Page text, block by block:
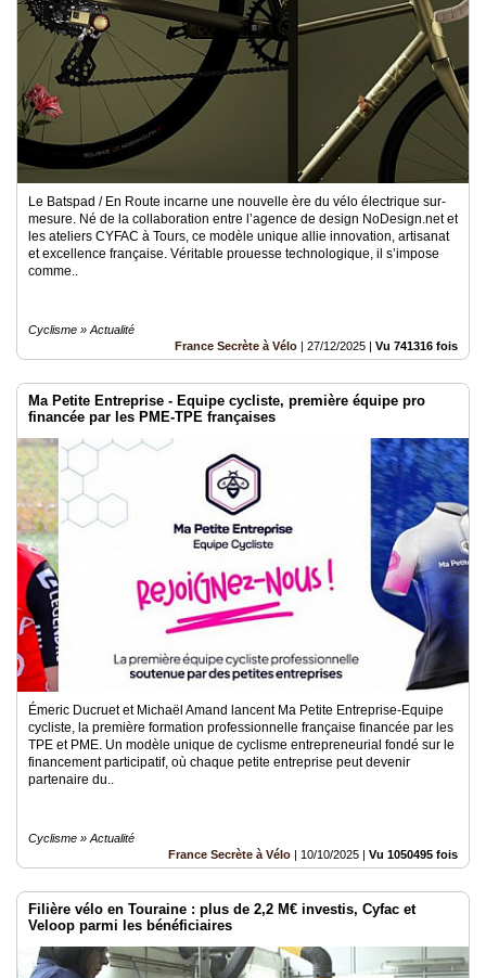
Le Batspad / En Route incarne une nouvelle ère du vélo électrique sur-
mesure. Né de la collaboration entre l’agence de design NoDesign.net et
les ateliers CYFAC à Tours, ce modèle unique allie innovation, artisanat
et excellence française. Véritable prouesse technologique, il s’impose
comme..
Cyclisme » Actualité
France Secrète à Vélo | 27/12/2025 | Vu 741316 fois
Ma Petite Entreprise - Equipe cycliste, première équipe pro
financée par les PME-TPE françaises
Émeric Ducruet et Michaël Amand lancent Ma Petite Entreprise-Equipe
cycliste, la première formation professionnelle française financée par les
TPE et PME. Un modèle unique de cyclisme entrepreneurial fondé sur le
financement participatif, où chaque petite entreprise peut devenir
partenaire du..
Cyclisme » Actualité
France Secrète à Vélo | 10/10/2025 | Vu 1050495 fois
Filière vélo en Touraine : plus de 2,2 M€ investis, Cyfac et
Veloop parmi les bénéficiaires